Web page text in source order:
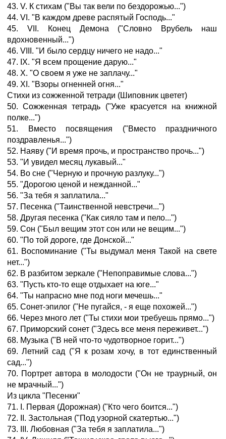
43. V. К стихам ("Вы так вели по бездорожью...")
44. VI. "В каждом древе распятый Господь..."
45. VII. Конец Демона ("Словно Врубель наш
вдохновенный...")
46. VIII. "И было сердцу ничего не надо..."
47. IX. "Я всем прощение дарую..."
48. X. "О своем я уже не заплачу..."
49. XI. "Взоры огненней огня..."
Стихи из сожженной тетради (Шиповник цветет)
50. Сожженная тетрадь ("Уже красуется на книжной
полке...")
51. Вместо посвящения ("Вместо праздничного
поздравленья...")
52. Наяву ("И время прочь, и пространство прочь...")
53. "И увидел месяц лукавый..."
54. Во сне ("Черную и прочную разлуку...")
55. "Дорогою ценой и нежданной..."
56. "За тебя я заплатила..."
57. Песенка ("Таинственной невстречи...")
58. Другая песенка ("Как сияло там и пело...")
59. Сон ("Был вещим этот сон или не вещим...")
60. "По той дороге, где Донской..."
61. Воспоминание ("Ты выдумал меня Такой на свете
нет...")
62. В разбитом зеркале ("Непоправимые слова...")
63. "Пусть кто-то еще отдыхает на юге..."
64. "Ты напрасно мне под ноги мечешь..."
65. Сонет-эпилог ("Не пугайся, - я еще похожей...")
66. Через много лет ("Ты стихи мои требуешь прямо...")
67. Приморский сонет ("Здесь все меня переживет...")
68. Музыка ("В ней что-то чудотворное горит...")
69. Летний сад ("Я к розам хочу, в тот единственный
сад...")
70. Портрет автора в молодости ("Он не траурный, он
не мрачный...")
Из цикла "Песенки"
71. I. Первая (Дорожная) ("Кто чего боится...")
72. II. Застольная ("Под узорной скатертью...")
73. III. Любовная ("За тебя я заплатила...")